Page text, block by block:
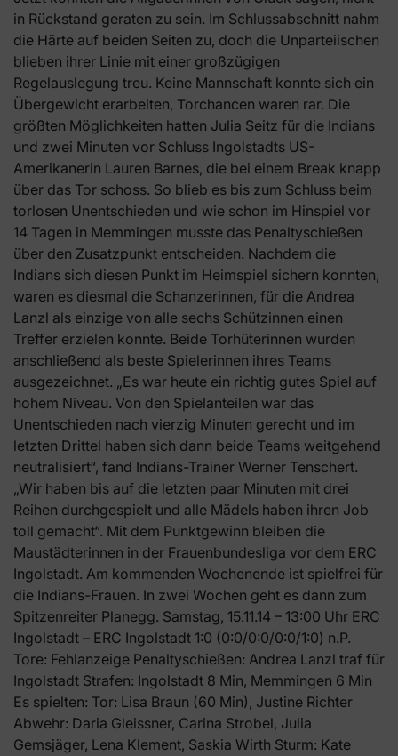
in Rückstand geraten zu sein. Im Schlussabschnitt nahm
die Härte auf beiden Seiten zu, doch die Unparteiischen
blieben ihrer Linie mit einer großzügigen
Regelauslegung treu. Keine Mannschaft konnte sich ein
Übergewicht erarbeiten, Torchancen waren rar. Die
größten Möglichkeiten hatten Julia Seitz für die Indians
und zwei Minuten vor Schluss Ingolstadts US-
Amerikanerin Lauren Barnes, die bei einem Break knapp
über das Tor schoss. So blieb es bis zum Schluss beim
torlosen Unentschieden und wie schon im Hinspiel vor
14 Tagen in Memmingen musste das Penaltyschießen
über den Zusatzpunkt entscheiden. Nachdem die
Indians sich diesen Punkt im Heimspiel sichern konnten,
waren es diesmal die Schanzerinnen, für die Andrea
Lanzl als einzige von alle sechs Schützinnen einen
Treffer erzielen konnte. Beide Torhüterinnen wurden
anschließend als beste Spielerinnen ihres Teams
ausgezeichnet. „Es war heute ein richtig gutes Spiel auf
hohem Niveau. Von den Spielanteilen war das
Unentschieden nach vierzig Minuten gerecht und im
letzten Drittel haben sich dann beide Teams weitgehend
neutralisiert“, fand Indians-Trainer Werner Tenschert.
„Wir haben bis auf die letzten paar Minuten mit drei
Reihen durchgespielt und alle Mädels haben ihren Job
toll gemacht“. Mit dem Punktgewinn bleiben die
Maustädterinnen in der Frauenbundesliga vor dem ERC
Ingolstadt. Am kommenden Wochenende ist spielfrei für
die Indians-Frauen. In zwei Wochen geht es dann zum
Spitzenreiter Planegg. Samstag, 15.11.14 – 13:00 Uhr ERC
Ingolstadt – ERC Ingolstadt 1:0 (0:0/0:0/0:0/1:0) n.P.
Tore: Fehlanzeige Penaltyschießen: Andrea Lanzl traf für
Ingolstadt Strafen: Ingolstadt 8 Min, Memmingen 6 Min
Es spielten: Tor: Lisa Braun (60 Min), Justine Richter
Abwehr: Daria Gleissner, Carina Strobel, Julia
Gemsjäger, Lena Klement, Saskia Wirth Sturm: Kate